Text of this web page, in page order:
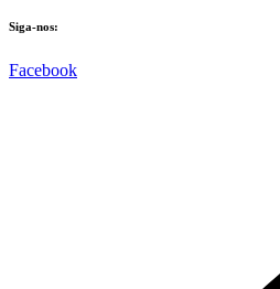
Siga-nos:
Facebook